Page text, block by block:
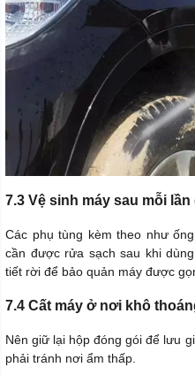
7.3 Vệ sinh máy sau mỗi lần
Các phụ tùng kèm theo như
cần được rửa sạch sau khi
tiết rời để bảo quản máy được
7.4 Cất máy ở nơi khô
Nên giữ lại hộp đóng gói để lưu
phải tránh nơi ẩm thấp.